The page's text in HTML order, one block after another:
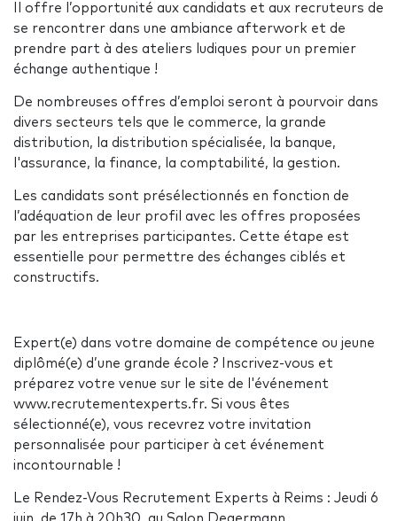
Il offre l’opportunité aux candidats et aux recruteurs de
se rencontrer dans une ambiance afterwork et de
prendre part à des ateliers ludiques pour un premier
échange authentique !
De nombreuses offres d’emploi seront à pourvoir dans
divers secteurs tels que le commerce, la grande
distribution, la distribution spécialisée, la banque,
l'assurance, la finance, la comptabilité, la gestion.
Les candidats sont présélectionnés en fonction de
l’adéquation de leur profil avec les offres proposées
par les entreprises participantes. Cette étape est
essentielle pour permettre des échanges ciblés et
constructifs.
Expert(e) dans votre domaine de compétence ou jeune
diplômé(e) d’une grande école ? Inscrivez-vous et
préparez votre venue sur le site de l'événement
www.recrutementexperts.fr. Si vous êtes
sélectionné(e), vous recevrez votre invitation
personnalisée pour participer à cet événement
incontournable !
Le Rendez-Vous Recrutement Experts à Reims : Jeudi 6